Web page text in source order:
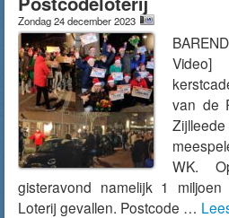
Zondag 24 december 2023
van de
WK.
gisteravond namelijk 1
Loterij gevallen. Postcode …